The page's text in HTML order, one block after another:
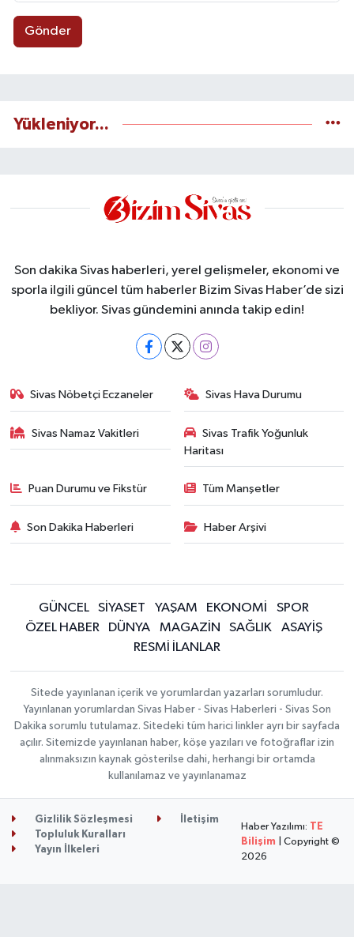
Gönder
Yükleniyor...
Son dakika Sivas haberleri, yerel gelişmeler, ekonomi ve
sporla ilgili güncel tüm haberler Bizim Sivas Haber’de sizi
bekliyor. Sivas gündemini anında takip edin!
Sivas Nöbetçi Eczaneler Sivas Hava Durumu
Sivas Namaz Vakitleri
Sivas Trafik Yoğunluk
Haritası
Puan Durumu ve Fikstür Tüm Manşetler
Son Dakika Haberleri Haber Arşivi
GÜNCEL SİYASET YAŞAM EKONOMİ
SPOR
ÖZEL HABER
DÜNYA MAGAZİN SAĞLIK
ASAYİŞ
RESMİ İLANLAR
Sitede yayınlanan içerik ve yorumlardan yazarları sorumludur.
Yayınlanan yorumlardan Sivas Haber - Sivas Haberleri - Sivas Son
Dakika sorumlu tutulamaz. Sitedeki tüm harici linkler ayrı bir sayfada
açılır. Sitemizde yayınlanan haber, köşe yazıları ve fotoğraflar izin
alınmaksızın kaynak gösterilse dahi, herhangi bir ortamda
kullanılamaz ve yayınlanamaz
Gizlilik Sözleşmesi
İletişim
Topluluk Kuralları
Yayın İlkeleri
Haber Yazılımı: TE
Bilişim | Copyright ©
2026